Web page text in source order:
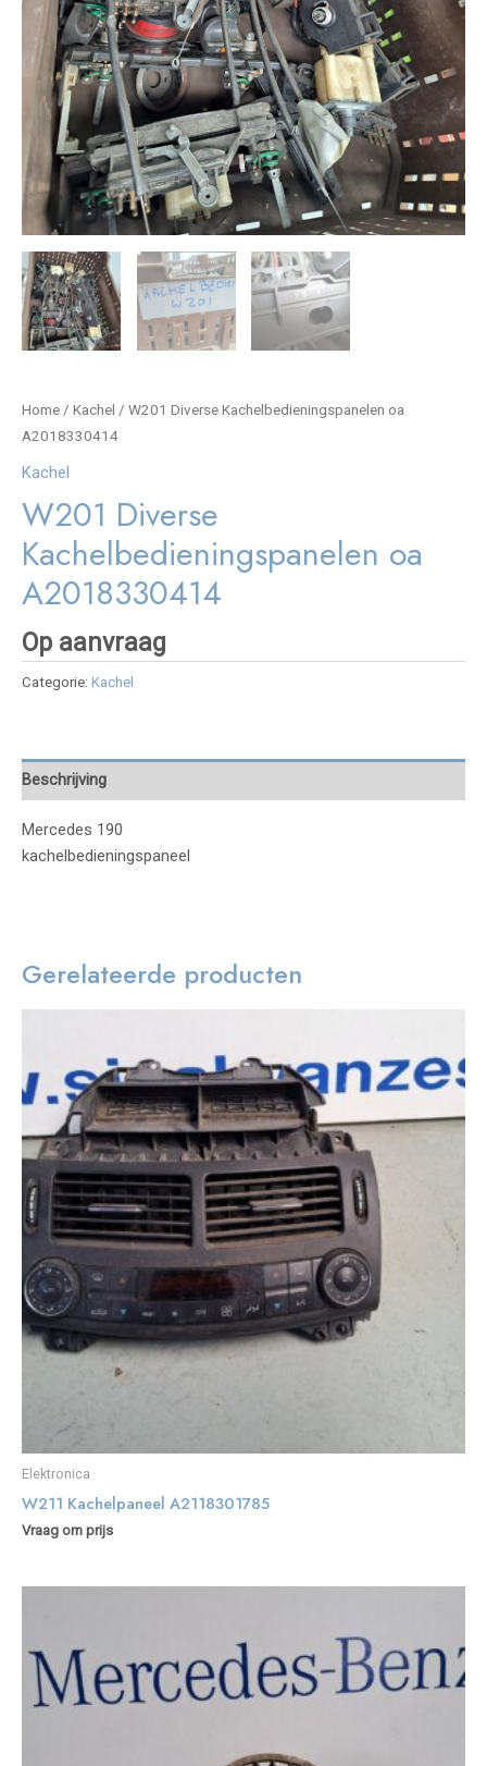
Home / Kachel / W201 Diverse Kachelbedieningspanelen oa
A2018330414
Kachel
W201 Diverse
Kachelbedieningspanelen oa
A2018330414
Op aanvraag
Categorie: Kachel
Beschrijving
Mercedes 190
kachelbedieningspaneel
Gerelateerde producten
Elektronica
W211 Kachelpaneel A2118301785
Vraag om prijs